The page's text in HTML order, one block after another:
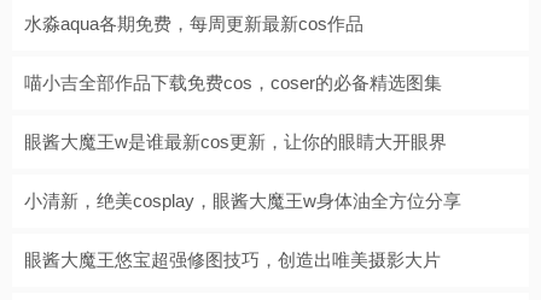
水淼aqua各期免费，每周更新最新cos作品
喵小吉全部作品下载免费cos，coser的必备精选图集
眼酱大魔王w是谁最新cos更新，让你的眼睛大开眼界
小清新，绝美cosplay，眼酱大魔王w身体油全方位分享
眼酱大魔王悠宝超强修图技巧，创造出唯美摄影大片